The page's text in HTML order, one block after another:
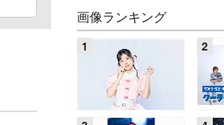
画像ランキング